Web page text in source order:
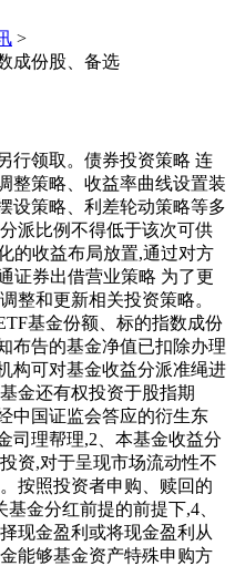
>
成份股、备选
领取。债券投资策略 连
整策略、收益率曲线设置装
设策略、利差轮动策略等多
派比例不得低于该次可供
的收益布局放置,通过对方
证券出借营业策略 为了更
整和更新相关投资策略。
基金份额、标的指数成份
布告的基金净值已扣除办理
构可对基金收益分派准绳进
金还有权投资于股指期
中国证监会答应的衍生东
司理帮理,2、本基金收益分
资,对于呈现市场流动性不
按照投资者申购、赎回的
金分红前提的前提下,4、
现金盈利或将现金盈利从
能够基金资产特殊申购方